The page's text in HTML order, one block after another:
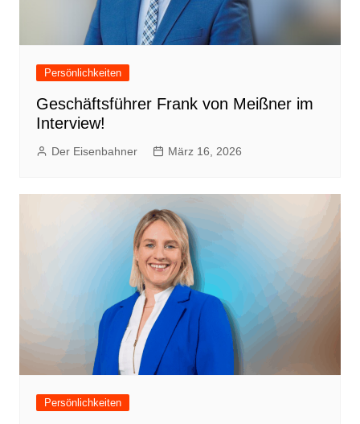
Persönlichkeiten
Geschäftsführer Frank von Meißner im
Interview!
Der Eisenbahner März 16, 2026
Persönlichkeiten